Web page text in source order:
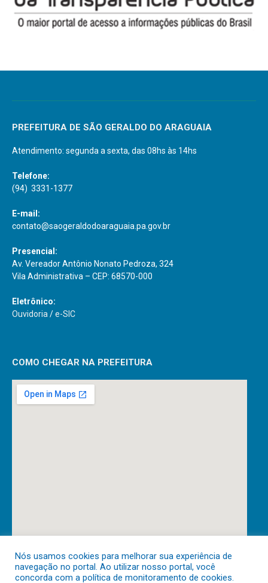
PREFEITURA DE SÃO GERALDO DO ARAGUAIA
Atendimento: segunda a sexta, das 08hs às 14hs
Telefone:
(94) 3331-1377
E-mail:
contato@saogeraldodoaraguaia.pa.gov.br
Presencial:
Av. Vereador Antônio Nonato Pedroza, 324
Vila Administrativa – CEP: 68570-000
Eletrônico:
Ouvidoria /e-SIC
COMO CHEGAR NA PREFEITURA
DESENVOLVIDO POR CR2
Nós usamos cookies para melhorar sua experiência de
navegação no portal. Ao utilizar nosso portal, você
concorda com a política de monitoramento de cookies.